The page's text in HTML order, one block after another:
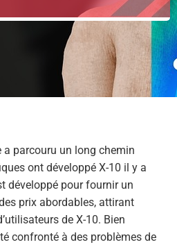
a parcouru un long chemin
ont développé X-10 il y a
développé pour fournir un
prix abordables, attirant
de X-10. Bien
confronté à des problèmes de